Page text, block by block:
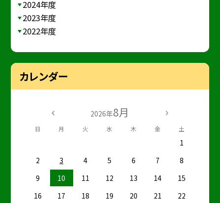
2024年度
2023年度
2022年度
カレンダー
2026年8月
日 月 火 水 木 金 土
1
2
3 4 5 6 7
8
9
10 11 12 13 14
15
16
17 18 19 20 21
22